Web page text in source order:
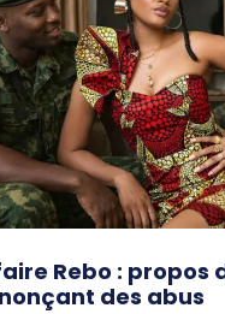
Rebo : propos
des abus